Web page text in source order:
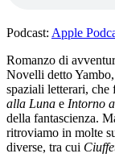
Podcast: Apple
Romanzo di
Novelli detto
spaziali letterari, che
alla Luna e Intorno
della fantascienza.
ritroviamo in molte
diverse, tra cui